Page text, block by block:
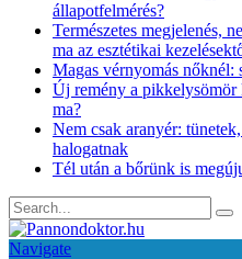
állapotfelmérés?
Természetes megjelenés,
ma az esztétikai
Magas vérnyomás nőknél:
Új remény a pikkelysömör
ma?
Nem csak aranyér:
halogatnak
Tél után a bőrünk is
Navigate